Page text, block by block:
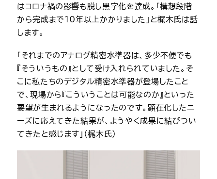
はコロナ禍の影響も脱し黒字化を達成。「構想段階
から完成まで10年以上かかりました」と梶木氏は話
します。
「それまでのアナログ精密水準器は、多少不便でも
『そういうもの』として受け入れられていました。そ
こに私たちのデジタル精密水準器が登場したこと
で、現場から『こういうことは可能なのか』といった
要望が生まれるようになったのです。顕在化したニ
ーズに応えてきた結果が、ようやく成果に結びつい
てきたと感じます」（梶木氏）